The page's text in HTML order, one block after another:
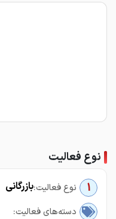
نوع فعالیت
1
نوع فعالیت:بازرگانی
دسته‌های فعالیت: